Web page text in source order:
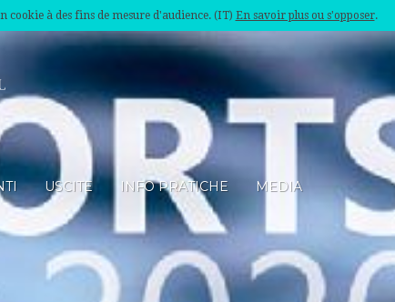
cookie à des fins de mesure d'audience. (IT) En savoir plus ou s'opposer.
USCITE INFO PRATICHE MEDIA